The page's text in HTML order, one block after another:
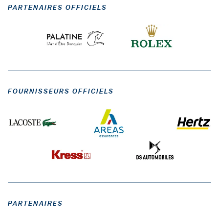
PARTENAIRES OFFICIELS
FOURNISSEURS OFFICIELS
PARTENAIRES